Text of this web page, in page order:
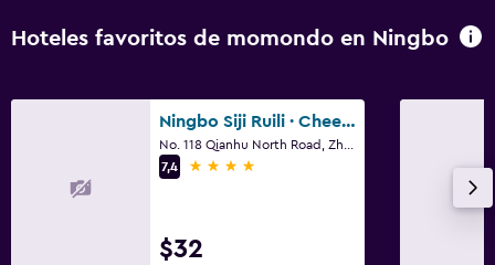
Hoteles favoritos de momondo en Ningbo
Ningbo Siji Ruili · Cheerlily By Dragon
7,4
4 estrellas
$32